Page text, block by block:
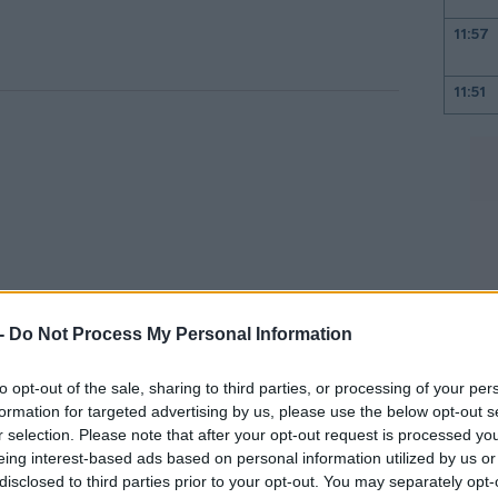
Do Not Process My Personal Information
opt-out of the sale, sharing to third parties, or processing of your
for targeted advertising by us, please use the below opt-out
selection. Please note that after your opt-out request is processed
interest-based ads based on personal information utilized by us
to third parties prior to your opt-out. You may separately
να εργάζεται για την αίτησή της
η προτιμώμενη περίπτωση. Θα πρέπει να
εξωτερικό προς τις κινεζικές
11:57
11:51
10:57
10:48